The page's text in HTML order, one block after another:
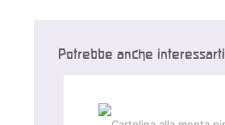
Potrebbe anche interessarti